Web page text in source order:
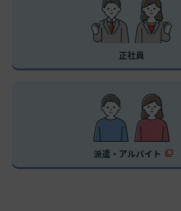
正社員
派遣・アルバイト